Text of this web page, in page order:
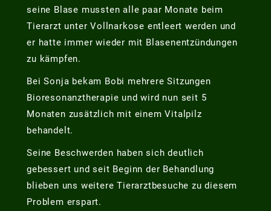
seine Blase mussten alle paar Monate beim
Tierarzt unter Vollnarkose entleert werden und
er hatte immer wieder mit Blasenentzündungen
zu kämpfen.
Bei Sonja bekam Bobi mehrere Sitzungen
Bioresonanztherapie und wird nun seit 5
Monaten zusätzlich mit einem Vitalpilz
behandelt.
Seine Beschwerden haben sich deutlich
gebessert und seit Beginn der Behandlung
blieben uns weitere Tierarztbesuche zu diesem
Problem erspart.